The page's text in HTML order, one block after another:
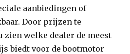
aanbiedingen of
Door prijzen te
welke dealer de meest
biedt voor de bootmotor